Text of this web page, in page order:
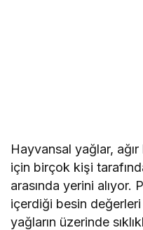
Hayvansal yağlar,
için birçok kişi
arasında yerini alıyor.
içerdiği besin
yağların üzerinde